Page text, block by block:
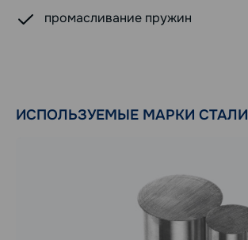
промасливание пружин
ИСПОЛЬЗУЕМЫЕ МАРКИ СТАЛИ